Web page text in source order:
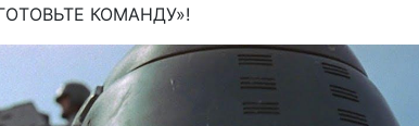
КОМАНДУ»!